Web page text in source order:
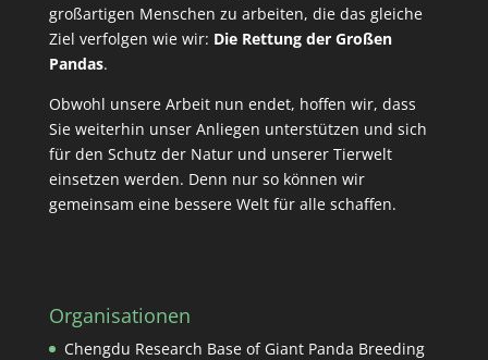
großartigen Menschen zu arbeiten, die das gleiche
Ziel verfolgen wie wir: Die Rettung der Großen
Pandas.
Obwohl unsere Arbeit nun endet, hoffen wir, dass
Sie weiterhin unser Anliegen unterstützen und sich
für den Schutz der Natur und unserer Tierwelt
einsetzen werden. Denn nur so können wir
gemeinsam eine bessere Welt für alle schaffen.
Organisationen
Chengdu Research Base of Giant Panda Breeding